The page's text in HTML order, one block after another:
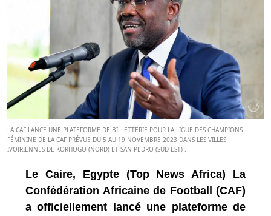
LA CAF LANCE UNE PLATEFORME DE BILLETTERIE POUR LA LIGUE DES CHAMPIONS
FÉMININE DE LA CAF PRÉVUE DU 5 AU 19 NOVEMBRE 2023 DANS LES VILLES
IVOIRIENNES DE KORHOGO (NORD) ET SAN PEDRO (SUD-EST) .
Le Caire, Egypte (Top News Africa) La
Confédération Africaine de Football (CAF)
a officiellement lancé une plateforme de